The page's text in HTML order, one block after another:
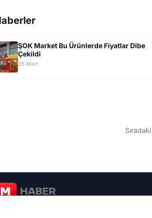
ŞOK Market Bu Ürünlerde Fiyatlar Dibe
Çekildi
25 Mart
21–26 Mart 2026 tarihli
Barbie’den Hot